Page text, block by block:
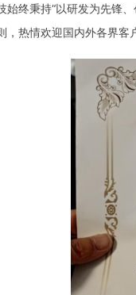
终秉持“以研发为先锋、
，热情欢迎国内外各界客